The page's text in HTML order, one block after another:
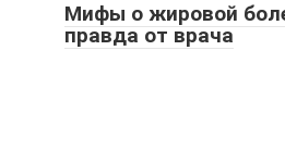
Мифы о жировой
правда от врача